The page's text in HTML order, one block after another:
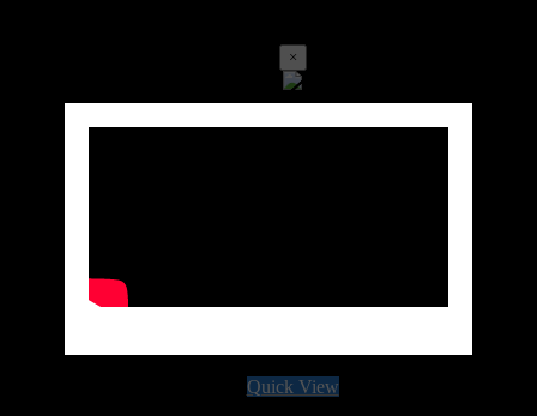
×
Quick View